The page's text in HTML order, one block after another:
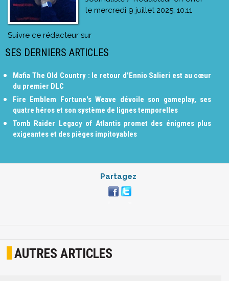
le mercredi 9 juillet 2025, 10:11
Suivre ce rédacteur sur
SES DERNIERS ARTICLES
Mafia The Old Country : le retour d'Ennio Salieri est au cœur
du premier DLC
Fire Emblem Fortune's Weave dévoile son gameplay, ses
quatre héros et son système de lignes temporelles
Tomb Raider Legacy of Atlantis promet des énigmes plus
exigeantes et des pièges impitoyables
Partagez
AUTRES ARTICLES